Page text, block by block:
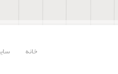
خانه